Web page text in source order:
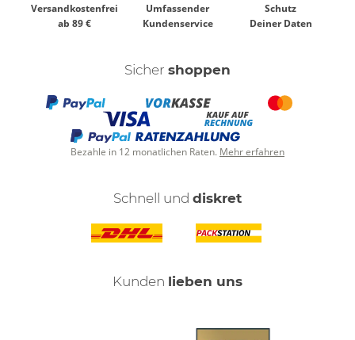
Versandkostenfrei
ab 89 €
Umfassender
Kundenservice
Schutz
Deiner Daten
Sicher shoppen
Bezahle in 12 monatlichen Raten. Mehr erfahren
Schnell und diskret
Kunden lieben uns